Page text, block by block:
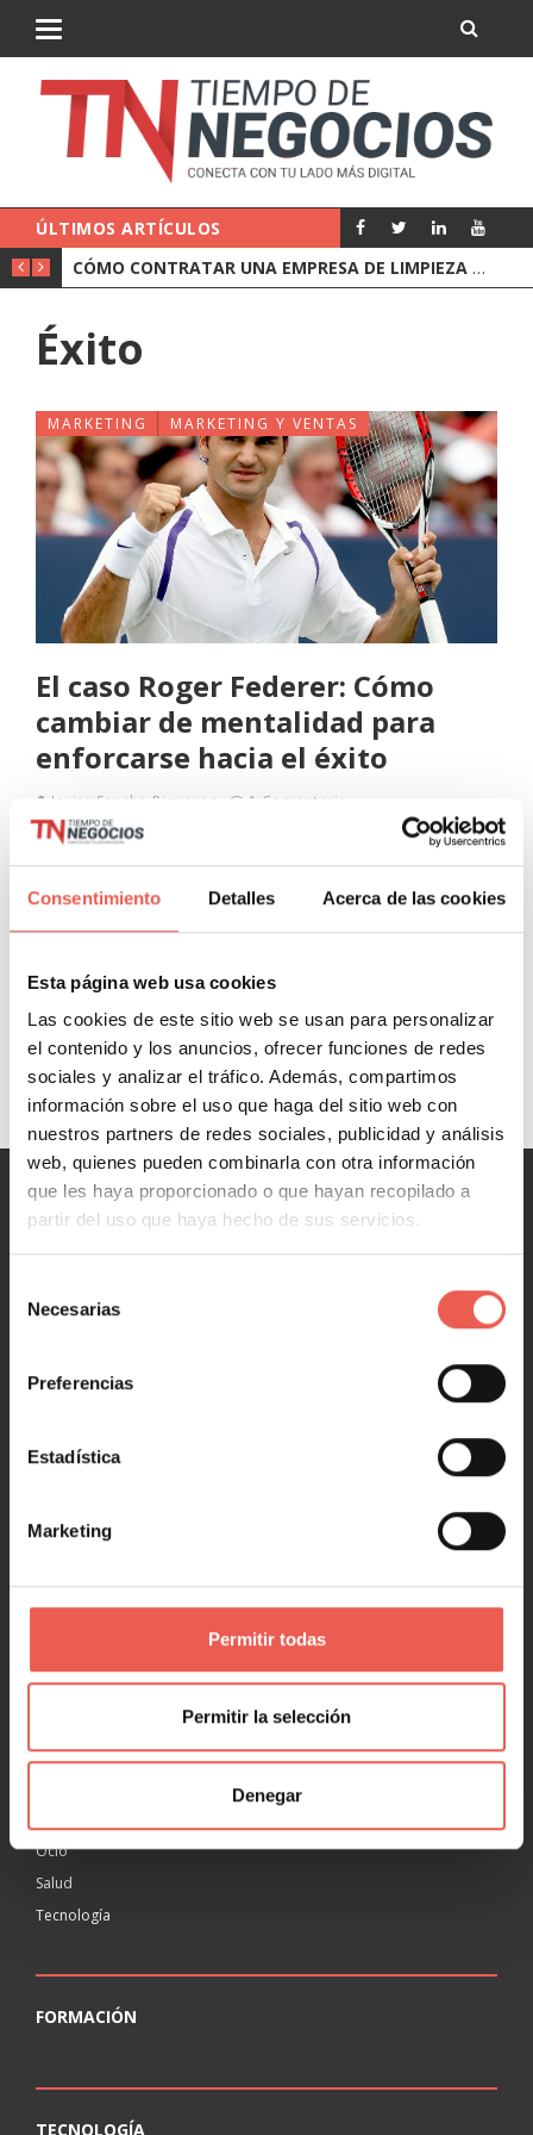
Consentimiento Detalles Acerca de las cookies
Esta página web usa cookies
Las cookies de este sitio web se usan para personalizar
el contenido y los anuncios, ofrecer funciones de redes
sociales y analizar el tráfico. Además, compartimos
información sobre el uso que haga del sitio web con
nuestros partners de redes sociales, publicidad y análisis
web, quienes pueden combinarla con otra información
que les haya proporcionado o que hayan recopilado a
partir del uso que haya hecho de sus servicios.
Necesarias
Preferencias
Estadística
Marketing
Permitir todas
Permitir la selección
Denegar
ÚLTIMOS ARTÍCULOS
CÓMO CONTRATAR UNA EMPRESA DE LIMPIEZA PARA OFICINAS
Éxito
MARKETING MARKETING Y VENTAS
El caso Roger Federer: Cómo
cambiar de mentalidad para
enforcarse hacia el éxito
Javier Sancho Piqueras 1 Comentario
En ocasiones cuando vemos a deportivas famosos, hay
más esplendorosa. Muchos de ellos se encuentran
Leer más
MARKETING
Marketing digital
NEGOCIOS
Emprendimiento y Startups
RANKING
Educación
Ocio
Salud
Tecnología
FORMACIÓN
TECNOLOGÍA